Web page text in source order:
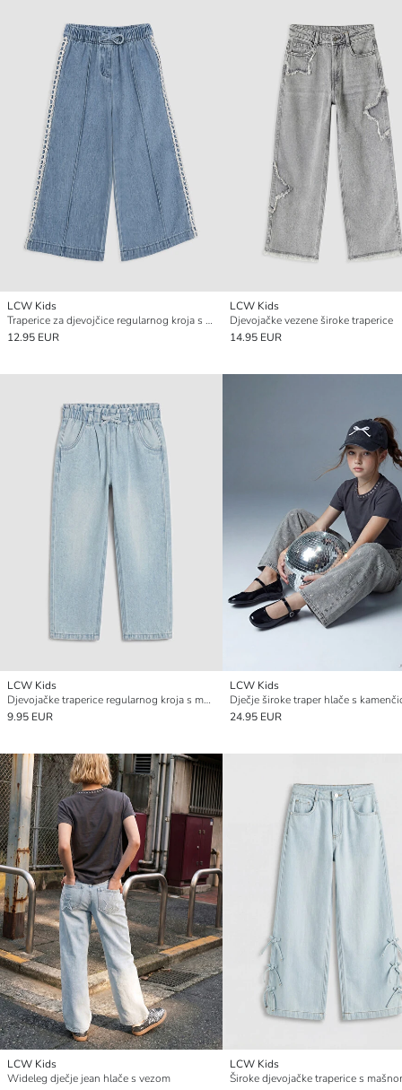
LCW Kids
Traperice za djevojčice regularnog kroja s čipkastim detaljima
12.95 EUR
LCW Kids
Djevojačke vezene široke traperice
14.95 EUR
LCW Kids
Djevojačke traperice regularnog kroja s mašnom
9.95 EUR
LCW Kids
Dječje široke traper hlače s
24.95 EUR
LCW Kids
Wideleg dječje jean hlače s vezom
LCW Kids
Široke djevojačke traperice s